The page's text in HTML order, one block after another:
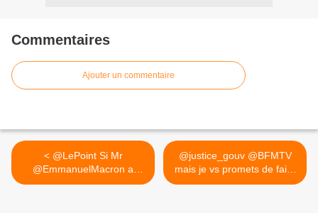
Commentaires
Ajouter un commentaire
< @LePoint Si Mr
@EmmanuelMacron a
réellement dit...
@justice_gouv @BFMTV
mais je vs promets de faire
1... >